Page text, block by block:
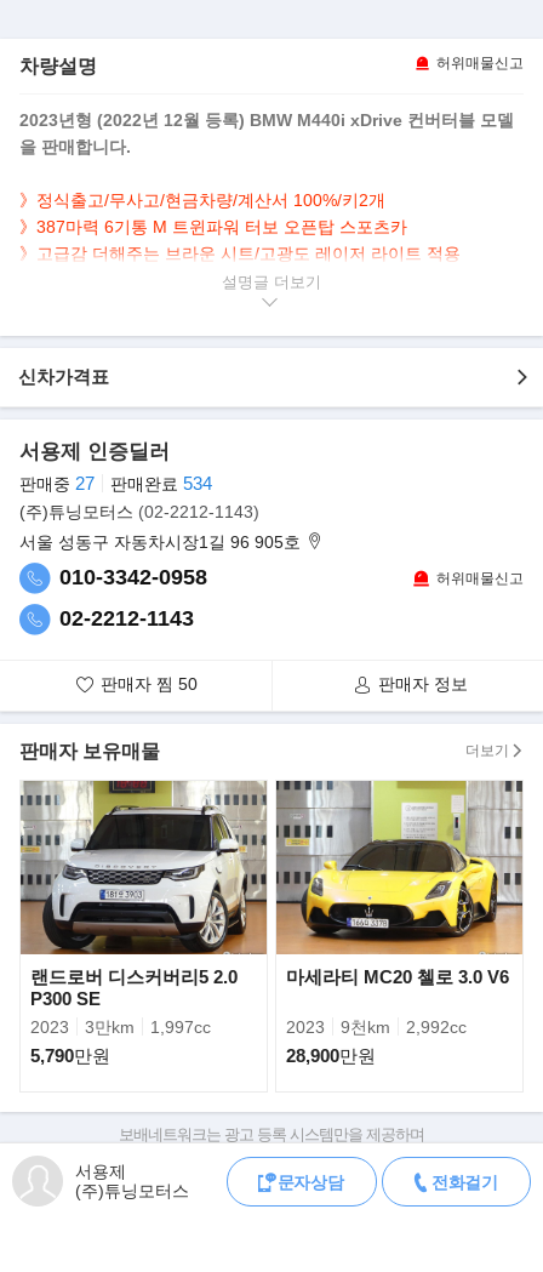
차량설명 허위매물신고
2023년형 (2022년 12월 등록) BMW M440i xDrive 컨버터블 모델
을 판매합니다.
》정식출고/무사고/현금차량/계산서 100%/키2개
》387마력 6기통 M 트윈파워 터보 오픈탑 스포츠카
》고급감 더해주는 브라운 시트/고광도 레이저 라이트 적용
- 현금차량
- 무사고 운행
- 깔끔하게 관리된 내/외관 보유
- 럭셔리한 다크블루 바디&브라운 시트
- 387마력 6기통 터보 소프트탑 오픈 에어링
- 옵션으로 네비/후방캠/HUD/어라운드뷰/패들쉬프트/열선.통풍.전
동시트 등..
▶BMW, 뉴 4시리즈 컨버터블 출시
뉴 4시리즈 컨버터블은 지난 2013년 처음 탄생한 BMW 4시리즈의
몸집을 키웠다. 전장·전폭은 각각 4770·1845mm로 전 세대에 비해
모습이다. 특히 수직형 BMW 키드니
그릴이 더욱 커지며 존재감을 높였다. 여기에 이전 세대보다 길고
넓은 차체와 짧은 오버행의 조화로
스포티하면서도 고급스러운 느낌을 준다.
설명글
신차가격표
서용제 인증딜러
판매중 27 판매완료 534
(주)튜닝모터스 (02-2212-1143)
서울 성동구 자동차시장1길 96 905호
010-3342-0958
02-2212-1143
허위매물신고
판매자 찜 50 판매자 정보
판매자 보유매물 더보기
랜드로버 디스커버리5 2.0
P300 SE
2023 3만km 1,997cc
5,790만원
마세라티 MC20 첼로 3.0 V6
2023 9천km 2,992cc
28,900만원
서용제
(주)튜닝모터스
문자상담 전화걸기
보배네트워크는 광고 등록 시스템만을 제공하며
판매자가 직접 등록한 내용에 대한 모든 책임은 판매자에게 있습니다.
차량 구매 시 차량등록증, 성능점검기록부, 실제 차량 상태,
차대번호 조회로 직접 정보를 확인하세요.